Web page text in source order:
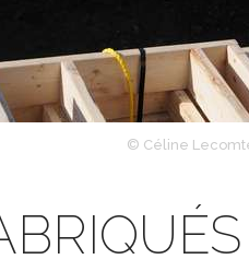
© Céline